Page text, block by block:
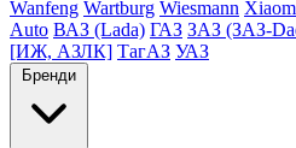
Wanfeng Wartburg Wiesmann
Auto ВАЗ (Lada) ГАЗ ЗАЗ (ЗАЗ-
[ИЖ, АЗЛК] ТагАЗ УАЗ
Бренди